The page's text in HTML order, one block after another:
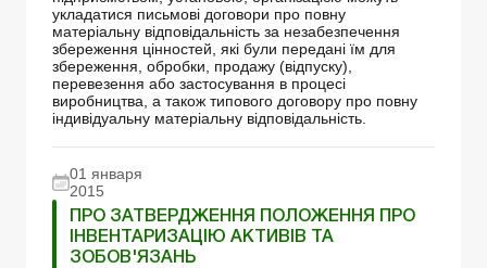
укладатися письмові договори про повну
матеріальну відповідальність за незабезпечення
збереження цінностей, які були передані їм для
збереження, обробки, продажу (відпуску),
перевезення або застосування в процесі
виробництва, а також типового договору про повну
індивідуальну матеріальну відповідальність.
01 января
2015
ПРО ЗАТВЕРДЖЕННЯ ПОЛОЖЕННЯ ПРО
ІНВЕНТАРИЗАЦІЮ АКТИВІВ ТА
ЗОБОВ'ЯЗАНЬ